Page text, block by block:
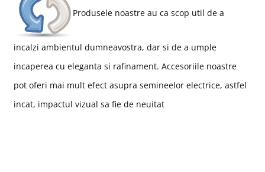
Produsele noastre au ca scop util de a
incalzi ambientul dumneavostra, dar si de a umple
incaperea cu eleganta si rafinament. Accesoriile noastre
pot oferi mai mult efect asupra semineelor electrice, astfel
incat, impactul vizual sa fie de neuitat